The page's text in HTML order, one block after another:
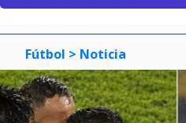
Fútbol > Noticia